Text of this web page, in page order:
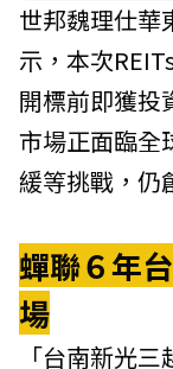
世邦魏理仕華
示，本次
開標前即獲投
市場正面臨全
緩等挑戰，仍
蟬聯６年
場
「台南新光